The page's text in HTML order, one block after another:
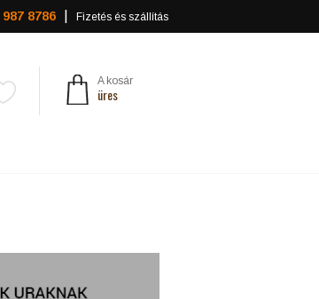
8786 Fizetés és szállítás
A kosár
üres